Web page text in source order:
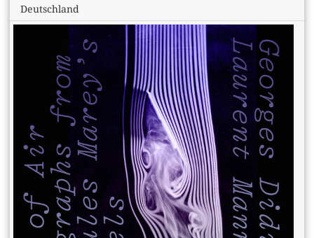
Deutschland